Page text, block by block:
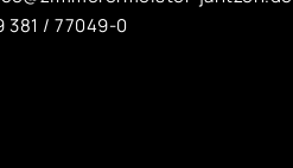
381 / 77049-0